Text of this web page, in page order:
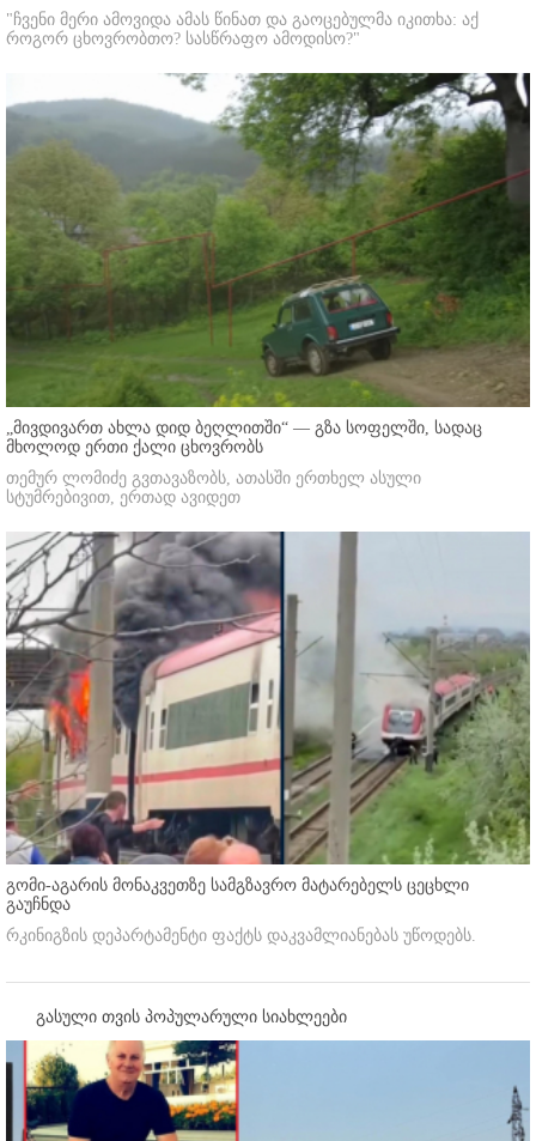
"ჩვენი მერი ამოვიდა ამას წინათ და გაოცებულმა იკითხა: აქ
როგორ ცხოვრობთო? სასწრაფო ამოდისო?"
„მივდივართ ახლა დიდ ბეღლითში“ — გზა სოფელში, სადაც
მხოლოდ ერთი ქალი ცხოვრობს
თემურ ლომიძე გვთავაზობს, ათასში ერთხელ ასული
სტუმრებივით, ერთად ავიდეთ
გომი-აგარის მონაკვეთზე სამგზავრო მატარებელს ცეცხლი
გაუჩნდა
რკინიგზის დეპარტამენტი ფაქტს დაკვამლიანებას უწოდებს.
გასული თვის პოპულარული სიახლეები